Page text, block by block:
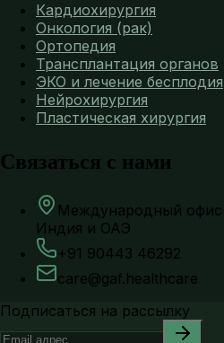
Кардиохирургия
Онкология (рак)
Ортопедия
Трансплантация органов
ЭКО и лечение бесплодия
Нейрохирургия
Пластическая хирургия
Связаться с нами
Международный офис
Индия и ОАЭ
+91 90443 46292
care@gaf.healthcare
Подписаться на рассылку